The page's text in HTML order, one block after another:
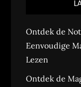
Ontdek de
Eenvoudige
Lezen
Ontdek de